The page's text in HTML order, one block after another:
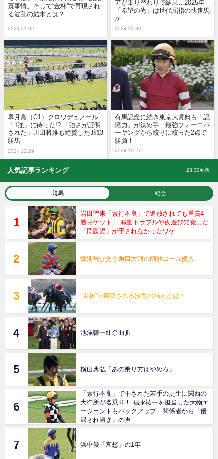
裏事情。そして“金杯”で再現され
る波乱の結末とは？
2025.01.02
アが乗り替わりで結果…2025年
「希望の光」は世代屈指の快速馬
か
2024.12.30
皐月賞（G1）クロワデュノール
「1強」に待った!? 「強さが証明
された」川田将雅も絶賛した3戦3
勝馬
2024.12.29
有馬記念に続き東京大賞典も「記
憶力」が決め手…最強フォーエバ
ーヤングから絞りに絞った2点で
勝負！
2024.12.27
人気記事ランキング 23:30更新
競馬 総合
岩田望来「素行不良」で追放されても重賞4
勝目ゲット！ 減量トラブルや夜遊び発覚した
「問題児」が干されなかったワケ
憶測飛び交う角田大河の函館コース侵入
“金杯”で再現される波乱の結末とは？
池添謙一紆余曲折
横山典弘「あの乗り方はやめろ」
「素行不良」で干された若手の更生に関西の
大御所が名乗り！ 福永祐一を担当した大物エ
ージェントもバックアップ…関係者から「優
遇され過ぎ」の声
浜中俊「哀愁」の1年